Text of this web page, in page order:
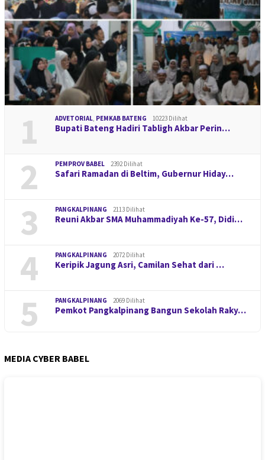
1 ADVETORIAL, PEMKAB BATENG 10223 Dilihat
Bupati Bateng Hadiri Tabligh Akbar Perin…
2 PEMPROV BABEL 2392 Dilihat
Safari Ramadan di Beltim, Gubernur Hiday…
3 PANGKALPINANG 2113 Dilihat
Reuni Akbar SMA Muhammadiyah Ke-57, Didi…
4 PANGKALPINANG 2072 Dilihat
Keripik Jagung Asri, Camilan Sehat dari …
5 PANGKALPINANG 2069 Dilihat
Pemkot Pangkalpinang Bangun Sekolah Raky…
MEDIA CYBER BABEL